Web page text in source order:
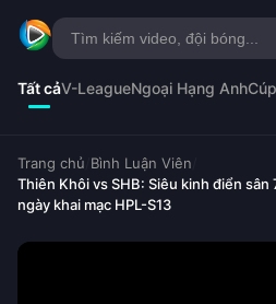
Tất cảV-LeagueNgoại Hạng Anh
Trang chủ Bình Luận Viên
Thiên Khôi vs SHB: Siêu kinh điển
ngày khai mạc HPL-S13